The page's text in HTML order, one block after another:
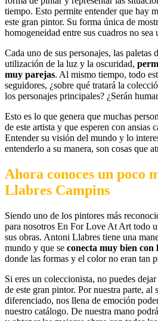
tiempo. Esto permite entender que hay
este gran pintor. Su forma única de
homogeneidad entre sus cuadros no sea
Cada uno de sus personajes, las paletas
utilización de la luz y la oscuridad,
muy parejas. Al mismo tiempo, todo
seguidores, ¿sobre qué tratará la
los personajes principales? ¿Serán
Esto es lo que genera que muchas
de este artista y que esperen con ansias
Entender su visión del mundo y lo
entenderlo a su manera, son cosas que
Ahora conoces un poco
Llabres Campins
Siendo uno de los pintores más
para nosotros En For Love At Art todo
sus obras. Antoni Llabres tiene una
mundo y que se conecta muy bien con
donde las formas y el color no eran tan
Si eres un coleccionista, no puedes
de este gran pintor. Por nuestra parte, al
diferenciado, nos llena de emoción
nuestro catálogo. De nuestra mano